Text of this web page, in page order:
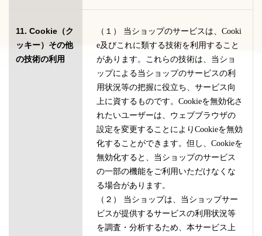
11. Cookie（ク
ッキー）その他
の技術の利用
（１） 当ショップのサービスは、Cooki
e及びこれに類する技術を利用すること
があります。これらの技術は、当ショ
ップによる当ショップのサービスの利
用状況等の把握に役立ち、サービス向
上に資するものです。Cookieを無効化さ
れたいユーザーは、ウェブブラウザの
設定を変更することによりCookieを無効
化することができます。但し、Cookieを
無効化すると、当ショップのサービス
の一部の機能をご利用いただけなくな
る場合があります。
（２） 当ショップは、当ショップサー
ビスが提供するサービスの利用状況等
を調査・分析するため、本サービス上